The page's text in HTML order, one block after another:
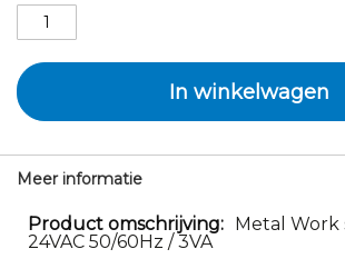
In winkelwagen
Meer informatie
Meer
informatie
Metal Work
24VAC 50/60Hz / 3VA